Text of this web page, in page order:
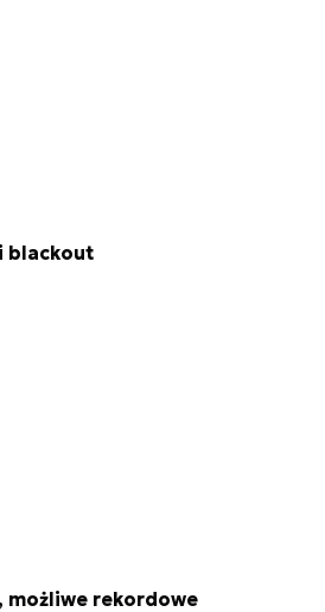
blackout
możliwe rekordowe